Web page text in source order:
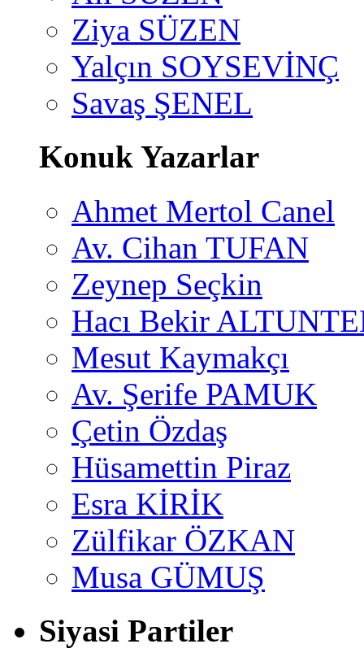
Ziya SÜZEN
Yalçın SOYSEVİNÇ
Savaş ŞENEL
Konuk Yazarlar
Ahmet Mertol Canel
Av. Cihan TUFAN
Zeynep Seçkin
Hacı Bekir
Mesut Kaymakçı
Av. Şerife PAMUK
Çetin Özdaş
Hüsamettin Piraz
Esra KİRİK
Zülfikar ÖZKAN
Musa GÜMUŞ
Siyasi Partiler